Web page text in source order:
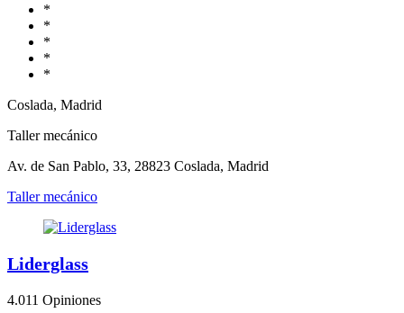
*
*
*
*
*
Coslada, Madrid
Taller mecánico
Av. de San Pablo, 33, 28823 Coslada, Madrid
Taller mecánico
Liderglass
4.011 Opiniones